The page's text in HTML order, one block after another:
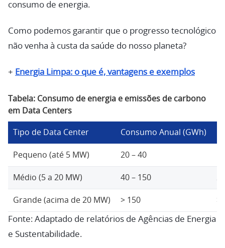
consumo de energia.
Como podemos garantir que o progresso tecnológico
não venha à custa da saúde do nosso planeta?
+ Energia Limpa: o que é, vantagens e exemplos
Tabela: Consumo de energia e emissões de carbono
em Data Centers
Tipo de Data Center Consumo Anual (GWh)
Pequeno (até 5 MW) 20 – 40
Médio (5 a 20 MW) 40 – 150
Grande (acima de 20 MW) > 150 >
Fonte: Adaptado de relatórios de Agências de Energia
e Sustentabilidade.